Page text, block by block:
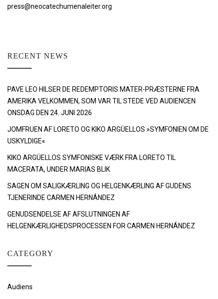
press@neocatechumenaleiter.org
RECENT NEWS
PAVE LEO HILSER DE REDEMPTORIS MATER-PRÆSTERNE FRA
AMERIKA VELKOMMEN, SOM VAR TIL STEDE VED AUDIENCEN
ONSDAG DEN 24. JUNI 2026
JOMFRUEN AF LORETO OG KIKO ARGÜELLOS »SYMFONIEN OM DE
USKYLDIGE«
KIKO ARGÜELLOS SYMFONISKE VÆRK FRA LORETO TIL
MACERATA, UNDER MARIAS BLIK
SAGEN OM SALIGKÆRLING OG HELGENKÆRLING AF GUDENS
TJENERINDE CARMEN HERNÁNDEZ
GENUDSENDELSE AF AFSLUTNINGEN AF
HELGENKÆRLIGHEDSPROCESSEN FOR CARMEN HERNÁNDEZ
CATEGORY
Audiens